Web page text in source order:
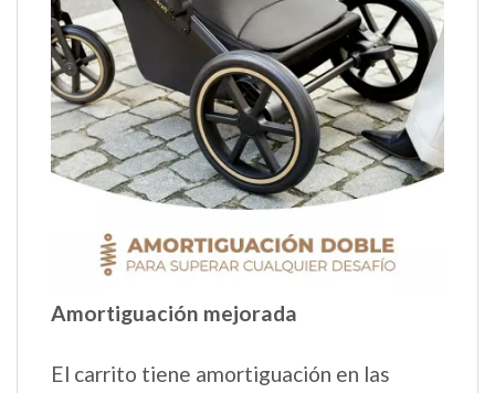
Amortiguación mejorada
El carrito tiene amortiguación en las